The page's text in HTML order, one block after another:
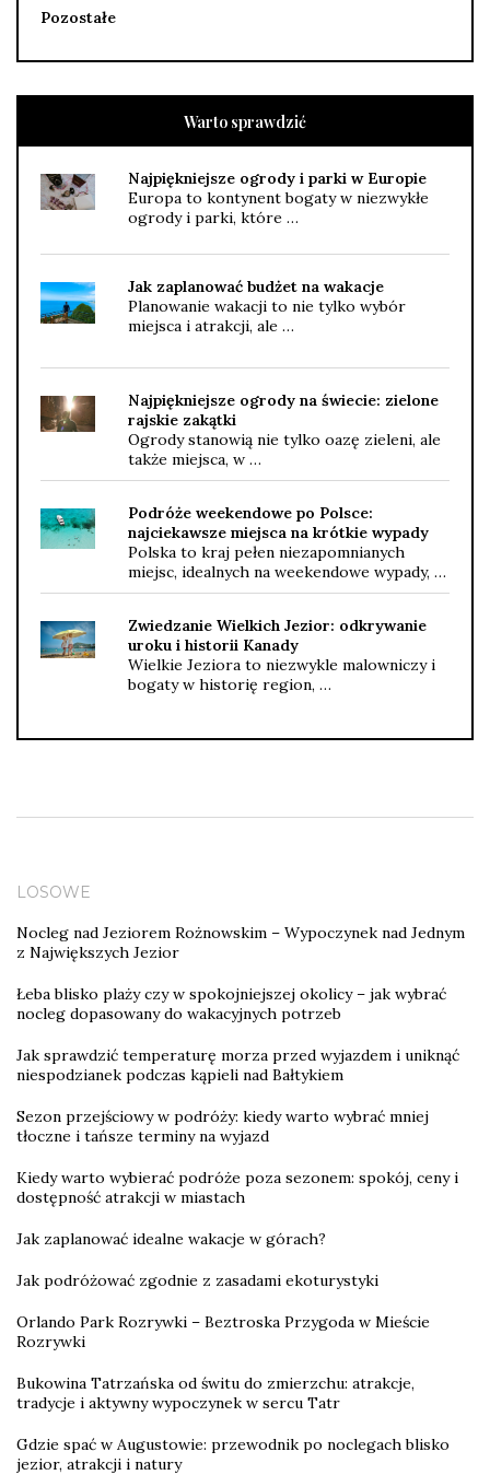
Pozostałe
Warto sprawdzić
Najpiękniejsze ogrody i parki w Europie
Europa to kontynent bogaty w niezwykłe
ogrody i parki, które …
Jak zaplanować budżet na wakacje
Planowanie wakacji to nie tylko wybór
miejsca i atrakcji, ale …
Najpiękniejsze ogrody na świecie: zielone
rajskie zakątki
Ogrody stanowią nie tylko oazę zieleni, ale
także miejsca, w …
Podróże weekendowe po Polsce:
najciekawsze miejsca na krótkie wypady
Polska to kraj pełen niezapomnianych
miejsc, idealnych na weekendowe wypady, …
Zwiedzanie Wielkich Jezior: odkrywanie
uroku i historii Kanady
Wielkie Jeziora to niezwykle malowniczy i
bogaty w historię region, …
LOSOWE
Nocleg nad Jeziorem Rożnowskim – Wypoczynek nad Jednym
z Największych Jezior
Łeba blisko plaży czy w spokojniejszej okolicy – jak wybrać
nocleg dopasowany do wakacyjnych potrzeb
Jak sprawdzić temperaturę morza przed wyjazdem i uniknąć
niespodzianek podczas kąpieli nad Bałtykiem
Sezon przejściowy w podróży: kiedy warto wybrać mniej
tłoczne i tańsze terminy na wyjazd
Kiedy warto wybierać podróże poza sezonem: spokój, ceny i
dostępność atrakcji w miastach
Jak zaplanować idealne wakacje w górach?
Jak podróżować zgodnie z zasadami ekoturystyki
Orlando Park Rozrywki – Beztroska Przygoda w Mieście
Rozrywki
Bukowina Tatrzańska od świtu do zmierzchu: atrakcje,
tradycje i aktywny wypoczynek w sercu Tatr
Gdzie spać w Augustowie: przewodnik po noclegach blisko
jezior, atrakcji i natury